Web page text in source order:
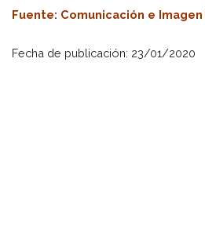
Fuente: Comunicación e
Fecha de publicación: 23/01/2020